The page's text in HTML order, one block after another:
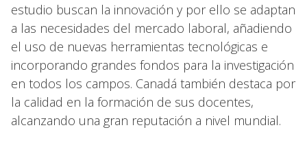
estudio buscan la innovación y por ello se adaptan
a las necesidades del mercado laboral, añadiendo
el uso de nuevas herramientas tecnológicas e
incorporando grandes fondos para la investigación
en todos los campos. Canadá también destaca por
la calidad en la formación de sus docentes,
alcanzando una gran reputación a nivel mundial.